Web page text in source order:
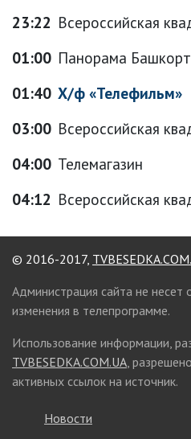
23:22 Всероссийская
01:00 Панорама
01:40 Х/ф «Телефильм»
03:00 Всероссийская
04:00 Телемагазин
04:12 Всероссийская
© 2016-2017,
Администрация сайта не несет
изменения в телепрограмме.
Использование информации,
TVBESEDKA.COM.UA,
активных ссылок на источник.
Новости